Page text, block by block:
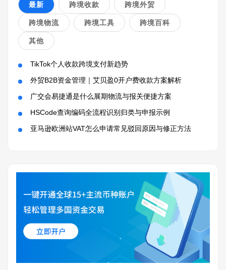
最新 跨境收款 跨境外贸
跨境物流 跨境工具 跨境百科
其他
TikTok个人收款跨境支付新趋势
外贸B2B资金管理｜艾贝盈0开户费收款方案解析
广交会易捷通是什么展期物流与报关便捷方案
HSCode查询编码全流程识别归类与申报示例
亚马逊欧洲站VAT怎么申请常见驳回原因与修正方法